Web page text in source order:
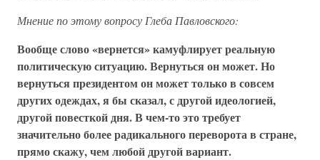
Мнение по этому вопросу Глеба Павловского:
Вообще слово «вернется» камуфлирует реальную
политическую ситуацию. Вернуться он может. Но
вернуться президентом он может только в совсем
других одеждах, я бы сказал, с другой идеологией,
другой повесткой дня. В чем-то это требует
значительно более радикального переворота в стране,
прямо скажу, чем любой другой вариант.